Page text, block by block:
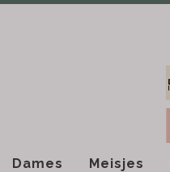
Dames Meisjes